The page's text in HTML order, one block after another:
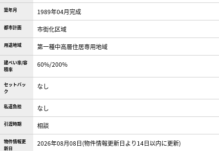
築年月 1989年04月完成
都市計画 市街化区域
用途地域 第一種中高層住居専用地域
建ぺい率/容
積率
60%/200%
セットバッ
ク
なし
私道負担 なし
引渡時期 相談
物件情報更
新日
2026年08月08日(物件情報更新日より14日以内に更新)